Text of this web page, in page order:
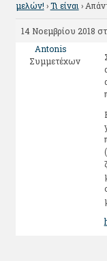
μελών! › Τι είναι ›
14 Νοεμβρίου 2018
Antonis
Συμμετέχων